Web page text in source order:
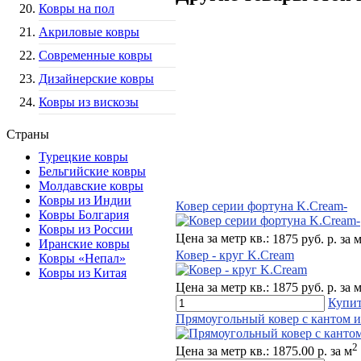
Ковры на пол
Акриловые ковры
Современные ковры
Дизайнерские ковры
Ковры из вискозы
Страны
Турецкие ковры
Бельгийские ковры
Молдавские ковры
Ковры из Индии
Ковры Болгария
Ковры из России
Иранские ковры
Ковры «Непал»
Ковры из Китая
Ковер серии фортуна K.Cream-
Цена за метр кв.: 1875 руб. р. за м
Ковер - круг K.Cream
Цена за метр кв.: 1875 руб. р. за м
Прямоугольный ковер с кантом
Цена за метр кв.: 1875.00 р. за м2